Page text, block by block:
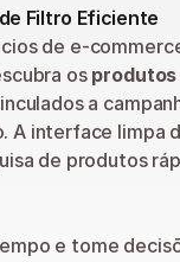
Filtro Eficiente
de e-
os produtos
a
A interface limpa
de produtos
e tome